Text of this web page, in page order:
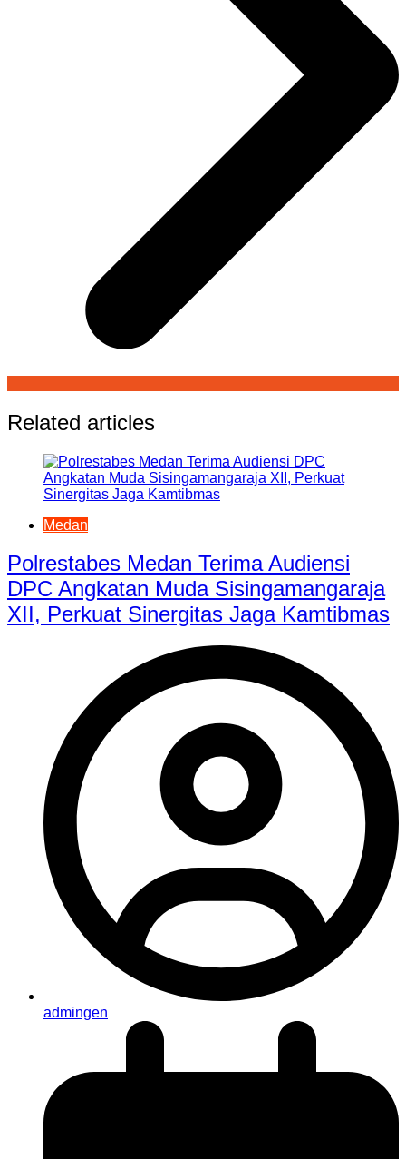
Related articles
Medan
Polrestabes Medan Terima Audiensi
DPC Angkatan Muda Sisingamangaraja
XII, Perkuat Sinergitas Jaga Kamtibmas
admingen